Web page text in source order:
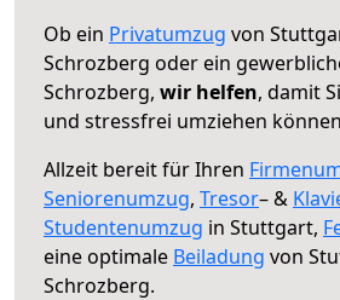
Ob ein Privatumzug von
Schrozberg oder ein
Schrozberg, wir helfen, damit
und stressfrei umziehen
Allzeit bereit für Ihren
Seniorenumzug, Tresor– &
Studentenumzug in Stuttgart,
eine optimale Beiladung von
Schrozberg.